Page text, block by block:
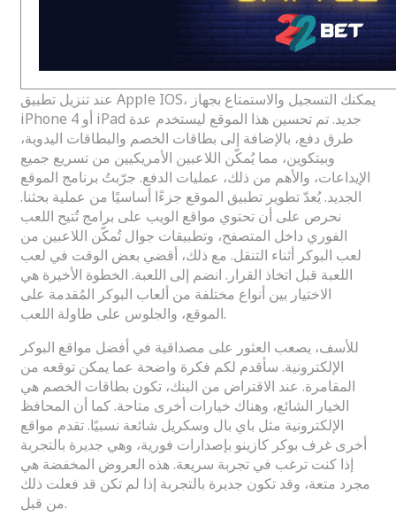
عند تنزيل تطبيق Apple IOS، يمكنك التسجيل والاستمتاع بجهاز
iPhone 4 أو iPad جديد. تم تحسين هذا الموقع ليستخدم عدة
طرق دفع، بالإضافة إلى بطاقات الخصم والبطاقات اليدوية،
وبيتكوين، مما يُمكّن اللاعبين الأمريكيين من تسريع جميع
الإيداعات، والأهم من ذلك، عمليات الدفع. جرّبتُ برنامج الموقع
الجديد. يُعدّ تطوير تطبيق الموقع جزءًا أساسيًا من عملية بحثنا.
نحرص على أن تحتوي مواقع الويب على برامج تُتيح اللعب
الفوري داخل المتصفح، وتطبيقات جوال تُمكّن اللاعبين من
لعب البوكر أثناء التنقل. مع ذلك، أقضي بعض الوقت في لعب
اللعبة قبل اتخاذ القرار. انضم إلى اللعبة. الخطوة الأخيرة هي
الاختيار بين أنواع مختلفة من ألعاب البوكر المُقدمة على
الموقع، والجلوس على طاولة اللعب.
للأسف، يصعب العثور على مصداقية في أفضل مواقع البوكر
الإلكترونية. سأقدم لكم فكرة واضحة عما يمكن توقعه من
المقامرة. عند الاقتراض من البنك، تكون بطاقات الخصم هي
الخيار الشائع، وهناك خيارات أخرى متاحة. كما أن المحافظ
الإلكترونية مثل باي بال وسكريل شائعة نسبيًا. تقدم مواقع
أخرى غرف بوكر كازينو بإصدارات فورية، وهي جديرة بالتجربة
إذا كنت ترغب في تجربة سريعة. هذه العروض المخفضة هي
مجرد متعة، وقد تكون جديرة بالتجربة إذا لم تكن قد فعلت ذلك
من قبل.